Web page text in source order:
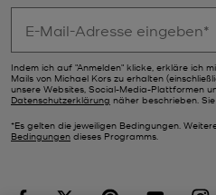
Indem ich auf "Anmelden" klicke, erkläre ich
Mails von Michael Kors zu erhalten
unsere Websites, Social-Media-Plattformen
Datenschutzerklärung näher beschrieben.
*Es gelten die jeweiligen Bedingungen.
Bedingungen dieses Programms.